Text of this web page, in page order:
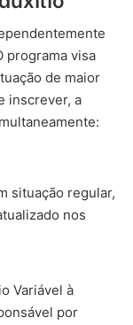
programa visa
de maior
inscrever, a
situação regular,
nos
Variável à
por